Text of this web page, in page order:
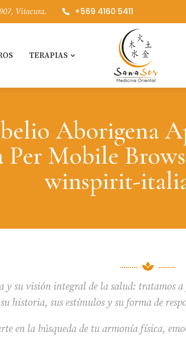
Vitacura.  +569 4160 5411
TERAPIAS
Aborigena
Mobile
winspirit-

su visión integral de la salud: tratamos a
historia, sus estímulos y su forma de
en la búsqueda de tu armonía física,